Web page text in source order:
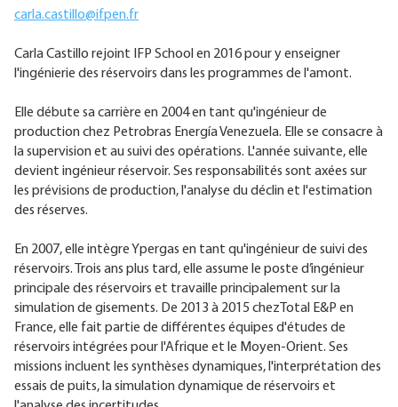
carla.castillo@ifpen.fr
Carla Castillo rejoint IFP School en 2016 pour y enseigner
l'ingénierie des réservoirs dans les programmes de l'amont.
Elle débute sa carrière en 2004 en tant qu'ingénieur de
production chez Petrobras Energía Venezuela. Elle se consacre à
la supervision et au suivi des opérations. L'année suivante, elle
devient ingénieur réservoir. Ses responsabilités sont axées sur
les prévisions de production, l'analyse du déclin et l'estimation
des réserves.
En 2007, elle intègre Ypergas en tant qu'ingénieur de suivi des
réservoirs. Trois ans plus tard, elle assume le poste d’ingénieur
principale des réservoirs et travaille principalement sur la
simulation de gisements. De 2013 à 2015 chezTotal E&P en
France, elle fait partie de différentes équipes d'études de
réservoirs intégrées pour l'Afrique et le Moyen-Orient. Ses
missions incluent les synthèses dynamiques, l'interprétation des
essais de puits, la simulation dynamique de réservoirs et